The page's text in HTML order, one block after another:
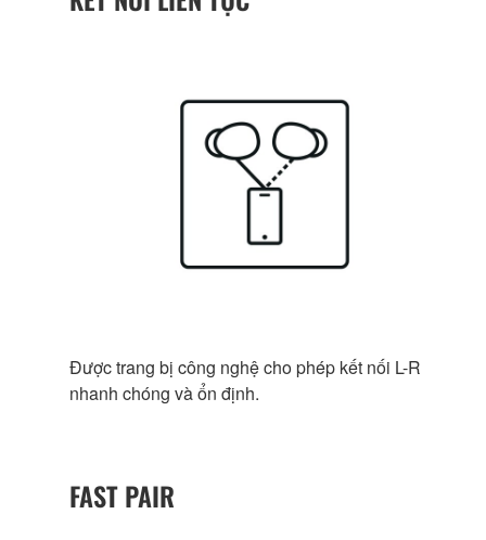
Được trang bị công nghệ cho phép kết nối L-R
nhanh chóng và ổn định.
FAST PAIR